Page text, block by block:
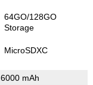
64GO/128GO
Storage
MicroSDXC
6000 mAh